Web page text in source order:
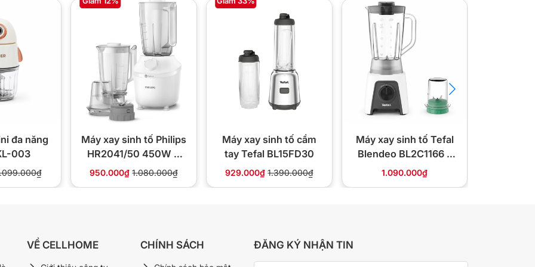
BK MultiQuick
Plus + SplashControl
(bấm 1 nút)
(gốc 2.080.000đ, -28%)
đa năng
003
Máy xay sinh tố Philips
HR2041/50 450W 3
cối ProBlend chính
950.000₫ 1.080.000₫
Máy xay sinh tố cầm
tay Tefal BL15FD30
929.000₫ 1.390.000₫
Máy xay sinh tố Tefal
Blendeo BL2C1166 –
450W, 1.25L
1.090.000₫
VỀ CELLHOME CHÍNH SÁCH ĐĂNG KÝ NHẬN TIN